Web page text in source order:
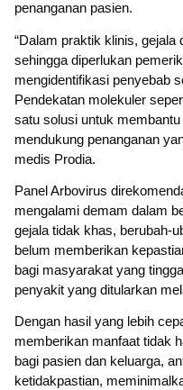
penanganan pasien.
“Dalam praktik klinis,
sehingga diperlukan
mengidentifikasi penyebab
Pendekatan molekuler
satu solusi untuk
mendukung penanganan
medis Prodia.
Panel Arbovirus
mengalami demam dalam
gejala tidak khas, berubah-
belum memberikan
bagi masyarakat yang
penyakit yang ditularkan
Dengan hasil yang lebih
memberikan manfaat tidak
bagi pasien dan keluarga,
ketidakpastian,